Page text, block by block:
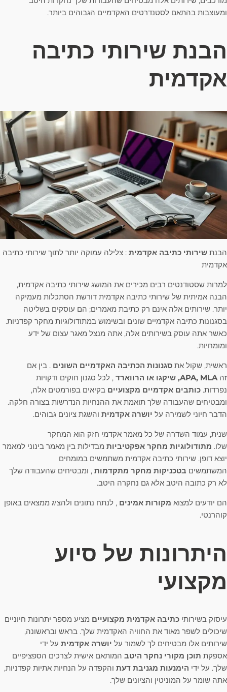
ומעוצבות בהתאם לסטנדרטים האקדמיים הגבוהים ביותר.
הבנת שירותי כתיבה
אקדמית
הבנת שירותי כתיבה אקדמית : צלילה עמוקה יותר לתוך שירותי כתיבה
אקדמית
למרות שסטודנטים רבים מכירים את המושג שירותי כתיבה אקדמית,
הבנה אמיתית של שירותי כתיבה אקדמית דורשת הסתכלות מעמיקה
יותר. שירותים אלה אינם רק כתיבת מאמרים; הם עוסקים בשליטה
בסגנונות כתיבה אקדמיים שונים ובשימוש במתודולוגיות מחקר קפדניות.
כאשר אתה עוסק בשירותים אלה, אתה מנצל מאגר עצום של ידע
ומומחיות.
ראשית, שקול את סגנונות הכתיבה האקדמיים השונים . בין אם
זהAPA, MLA, שיקגו או הרווארד
, לכל סגנון חוקים ודקויות
נפרדות. כותבים אקדמיים מקצועיים בקיאים בפורמטים אלה,
ומבטיחים שהעבודה שלך תואמת את ההנחיות הנדרשות בצורה חלקה.
הדבר חיוני לשמירה על יושרה אקדמית והשגת ציונים גבוהים.
שנית, עמוד השדרה של כל מאמר אקדמי חזק הוא המחקר
שלו. מתודולוגיות מחקר אפקטיביות מבדילות בין מאמר בינוני למאמר
יוצא דופן. שירותי כתיבה אקדמית משתמשים במומחים
המשתמשים בטכניקות מחקר מתקדמות , ומבטיחים שהעבודה שלך
לא רק כתובה היטב אלא גם נחקרה היטב.
הם יודעים למצוא מקורות אמינים , לנתח נתונים ולהציג ממצאים באופן
קוהרנטי.
היתרונות של סיוע
מקצועי
עיסוק בשירותי כתיבה אקדמית מקצועיים מציע מספר יתרונות חיוניים
שיכולים לשפר מאוד את החוויה האקדמית שלך. בראש ובראשונה,
שירותים אלו מבטיחים לך לשמור על יושרה אקדמית על ידי
אספקת תוכן מקורי נחקר היטב המותאם אישית לצרכים הספציפיים
שלך. על ידי הימנעות מגניבת דעת והקפדה על הנחיות אתיות קפדניות,
אתה שומר על המוניטין והציונים שלך.